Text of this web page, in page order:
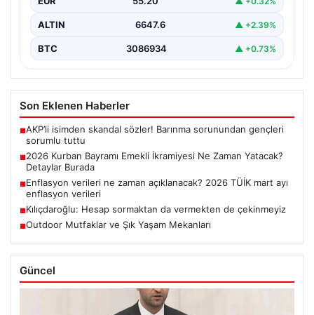
ALTIN 6647.6 ▲ +2.39%
BTC 3086934 ▲ +0.73%
Son Eklenen Haberler
■AKP’li isimden skandal sözler! Barınma sorunundan gençleri
sorumlu tuttu
■2026 Kurban Bayramı Emekli İkramiyesi Ne Zaman Yatacak?
Detaylar Burada
■Enflasyon verileri ne zaman açıklanacak? 2026 TÜİK mart ayı
enflasyon verileri
■Kılıçdaroğlu: Hesap sormaktan da vermekten de çekinmeyiz
■Outdoor Mutfaklar ve Şık Yaşam Mekanları
Güncel